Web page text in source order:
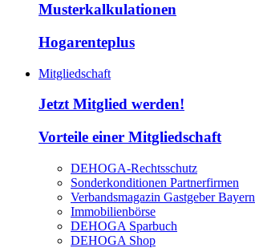
Musterkalkulationen
Hogarenteplus
Mitgliedschaft
Jetzt Mitglied werden!
Vorteile einer Mitgliedschaft
DEHOGA-Rechtsschutz
Sonderkonditionen Partnerfirmen
Verbandsmagazin Gastgeber Bayern
Immobilienbörse
DEHOGA Sparbuch
DEHOGA Shop